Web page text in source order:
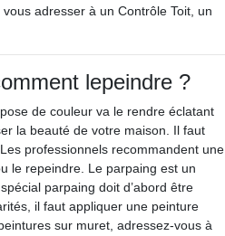
adresser à un Contrôle Toit, un
lepeindre ?
de couleur va le rendre éclatant
la beauté de votre maison. Il faut
professionnels recommandent une
le repeindre. Le parpaing est un
parpaing doit d’abord être
il faut appliquer une peinture
sur muret, adressez-vous à